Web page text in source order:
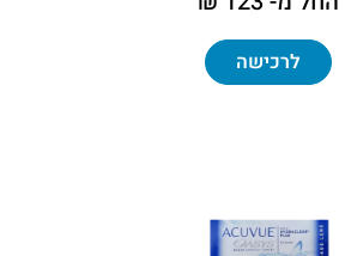
לרכישה